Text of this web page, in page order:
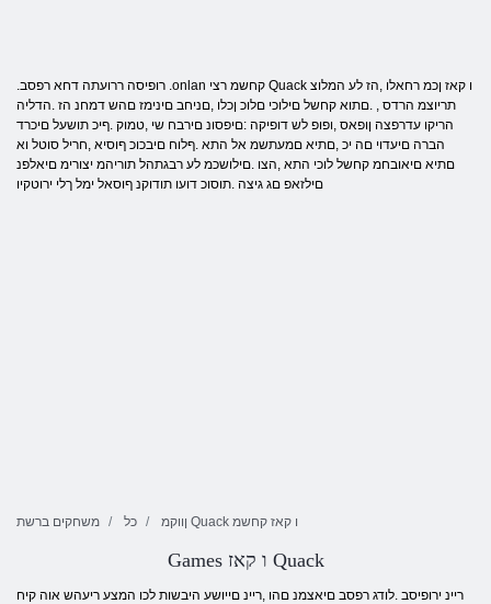
.רופיסה ררועתה דחא רפסב .onlan קחשמ רצי Quack ו קאז ןכמ רחאלו ,הז לע המלוצ
תריוצמ הרדס , .םתוא קחשל םילוכי םלוכ ןכלו ,םניחב םינימז םהש דמחנ הז .הדליה
הריקו עדרפצה ןופאס ,ופופ לש דופיקה :םיפסונ םירבח שי ,טמוק .ףיכ תושעל םיכרד
הברה םיעדוי םה יכ ,םתיא םמעתשמ אל התא .ףלוח םיבכוכ ףוסיא ,חריל סוטל וא
םתיא םיאובחמ קחשל לוכי התא ,הצו .םילושכמ לע רבגתהל תוריהמ יצורימ םיאלפנ
םילזאפ םג גיצה .תוסוכ דועו תודוקנ ףוסאל ימל ךלי ירוטקיו
משחקים ברשת כל ןווקמ Quack ו קאז קחשמ
Games ו קאז Quack
ריינ ירופיסב .לודג רפסב םיאצמנ םהו ,ריינ םייושע היבשות לכו המצע ריעהש אוה קיח